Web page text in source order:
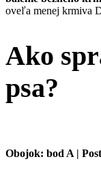
oveľa menej krmiva
Ako
psa?
Obojok: bod A |